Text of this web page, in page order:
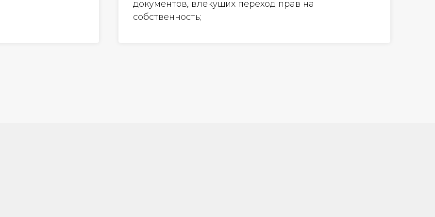
документов, влекущих переход прав на
собственность;